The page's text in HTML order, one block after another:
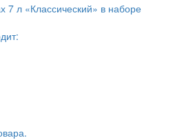
7 л «Классический» в наборе